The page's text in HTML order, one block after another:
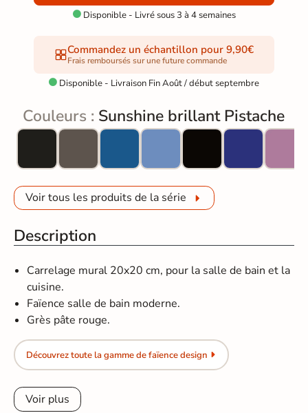
Disponible - Livré sous 3 à 4 semaines
Commandez un échantillon pour 9,90€
Frais remboursés sur une future commande
 Disponible - Livraison Fin Août / début septembre
Couleurs : Sunshine brillant Pistache
Voir tous les produits de la série
Description
Carrelage mural 20x20 cm, pour la salle de bain et la
cuisine.
Faïence salle de bain moderne.
Grès pâte rouge.
Découvrez toute la gamme de faïence design
Voir plus